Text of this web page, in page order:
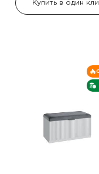
Купить в один